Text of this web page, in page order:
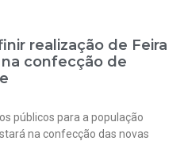
realização de Feira
confecção de
públicos para a população
na confecção das novas